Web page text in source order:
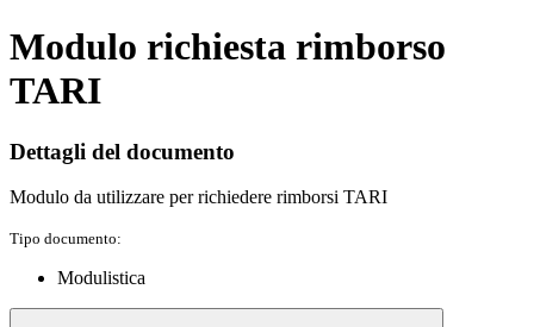
Modulo richiesta rimborso
TARI
Dettagli del documento
Modulo da utilizzare per richiedere rimborsi TARI
Tipo documento:
Modulistica